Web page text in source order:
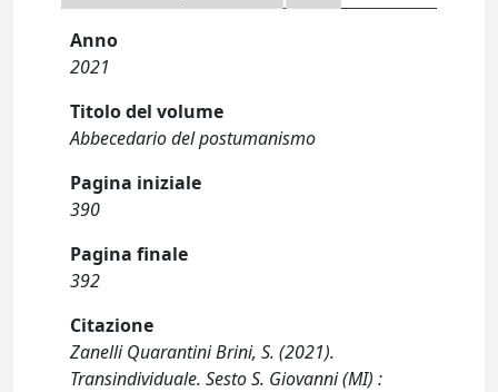
Anno
2021
Titolo del volume
Abbecedario del postumanismo
Pagina iniziale
390
Pagina finale
392
Citazione
Zanelli Quarantini Brini, S. (2021).
Transindividuale. Sesto S. Giovanni (MI) :